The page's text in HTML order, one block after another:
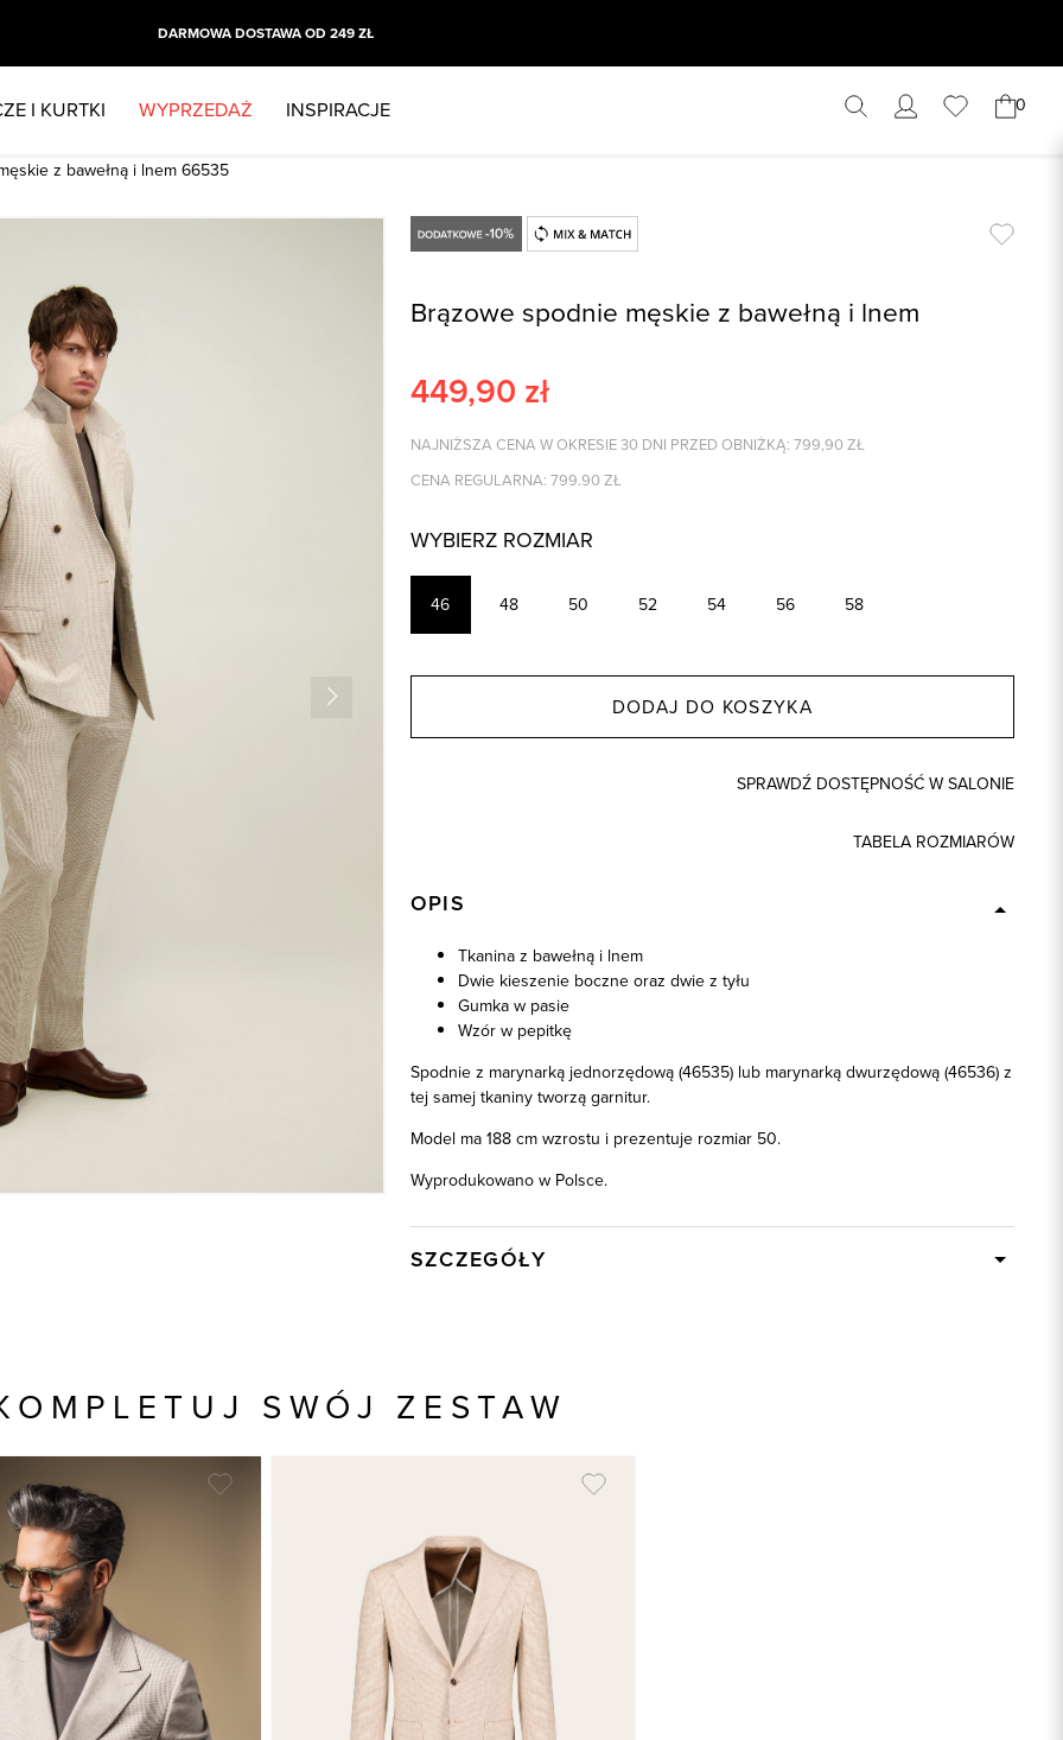
DARMOWA DOSTAWA OD 249 ZŁ
I KURTKI WYPRZEDAŻ INSPIRACJE 0
z bawełną i lnem 66535
Brązowe spodnie męskie z bawełną i lnem
449,90 zł
NAJNIŻSZA CENA W OKRESIE 30 DNI PRZED OBNIŻKĄ: 799,90 ZŁ
CENA REGULARNA: 799.90 ZŁ
WYBIERZ ROZMIAR
46 48 50 52 54 56 58
DODAJ DO KOSZYKA
SPRAWDŹ DOSTĘPNOŚĆ W SALONIE
TABELA ROZMIARÓW
OPIS
Tkanina z bawełną i lnem
Dwie kieszenie boczne oraz dwie z tyłu
Gumka w pasie
Wzór w pepitkę
Spodnie z marynarką jednorzędową (46535) lub marynarką dwurzędową (46536) z
tej samej tkaniny tworzą garnitur.
Model ma 188 cm wzrostu i prezentuje rozmiar 50.
Wyprodukowano w Polsce.
SZCZEGÓŁY
Skład tkaniny
SWÓJ ZESTAW